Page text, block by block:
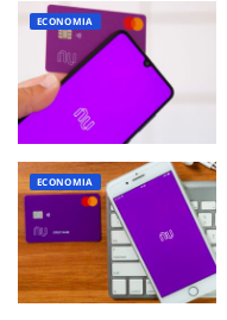
ECONOMIA
ECONOMIA